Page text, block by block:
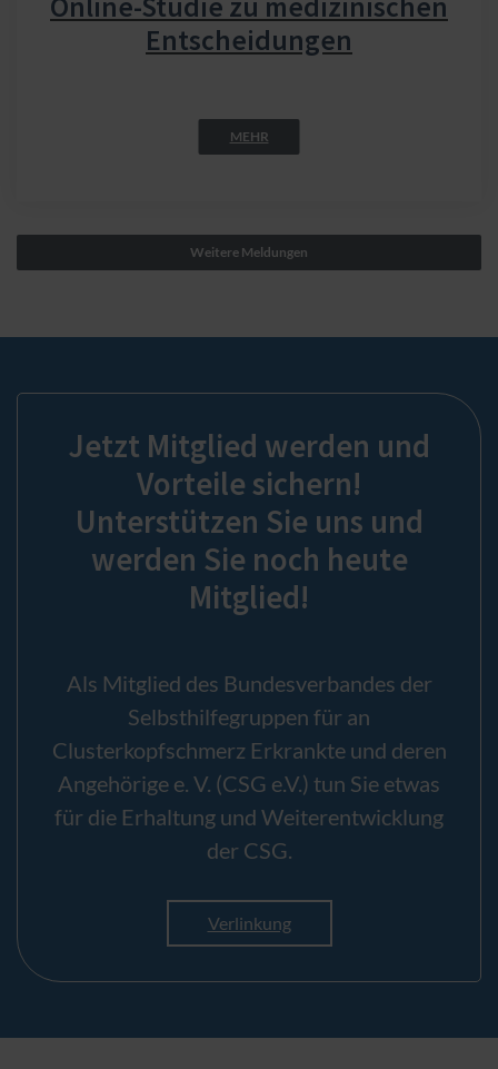
Entscheidungen
MEHR
Weitere Meldungen
Jetzt Mitglied werden und
Vorteile sichern!
Unterstützen Sie uns und
werden Sie noch heute
Mitglied!
Als Mitglied des Bundesverbandes der
Selbsthilfegruppen für an
Clusterkopfschmerz Erkrankte und deren
Angehörige e. V. (CSG e.V.) tun Sie etwas
für die Erhaltung und Weiterentwicklung
der CSG.
Verlinkung